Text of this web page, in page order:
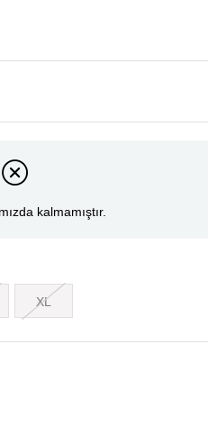
kalmamıştır.
XL